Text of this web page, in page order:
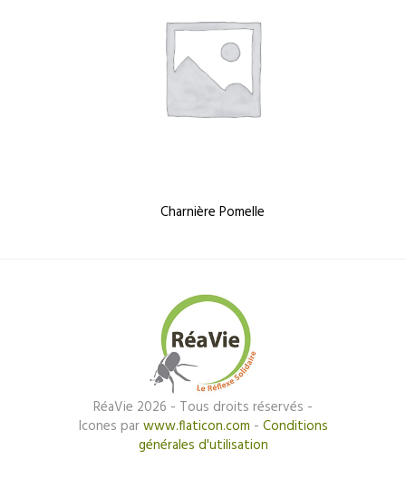
Charnière Pomelle
RéaVie 2026 - Tous droits réservés -
Icones parwww.flaticon.com - Conditions
générales d'utilisation